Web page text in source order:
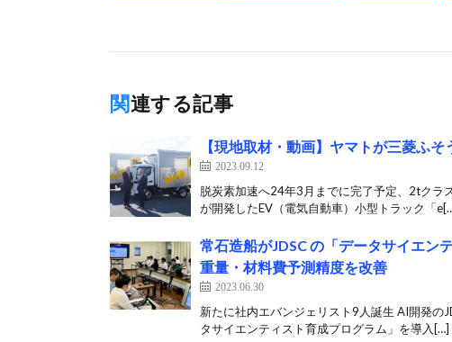
関連する記事
【現地取材・動画】ヤマトが三菱ふ
2023.09.12
脱炭素加速へ24年3月までに完了予定、2tクラ
が開発したEV（電気自動車）小型トラック「
常⽯造船がJDSC の「データサイエン
重量・材料費予測精度を改善
2023.06.30
新たに社内エバンジェリスト9人誕生 AI開発の
タサイエンティスト育成プログラム」を導⼊[…]